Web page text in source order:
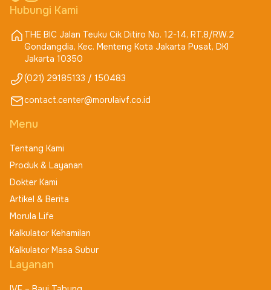
Hubungi Kami
THE BIC Jalan Teuku Cik Ditiro No. 12-14, RT.8/RW.2
Gondangdia, Kec. Menteng Kota Jakarta Pusat, DKI
Jakarta 10350
(021) 29185133 / 150483
contact.center@morulaivf.co.id
Menu
Tentang Kami
Produk & Layanan
Dokter Kami
Artikel & Berita
Morula Life
Kalkulator Kehamilan
Kalkulator Masa Subur
Layanan